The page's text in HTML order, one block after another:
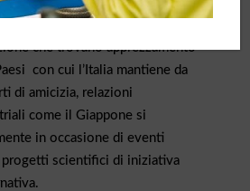
che trovano apprezzamento
con cui l’Italia mantiene da
di amicizia, relazioni
come il Giappone si
in occasione di eventi
scientifici di iniziativa